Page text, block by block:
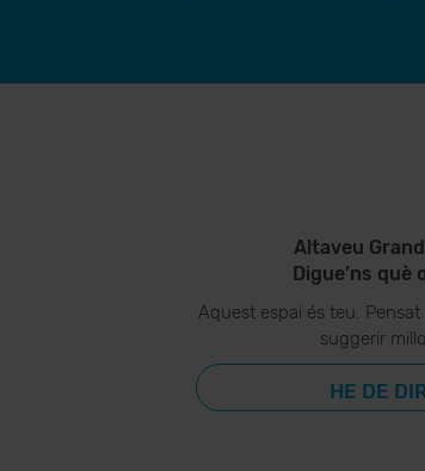
Altaveu
Digue’ns què
Aquest espai és teu. Pensat
suggerir
HE DE